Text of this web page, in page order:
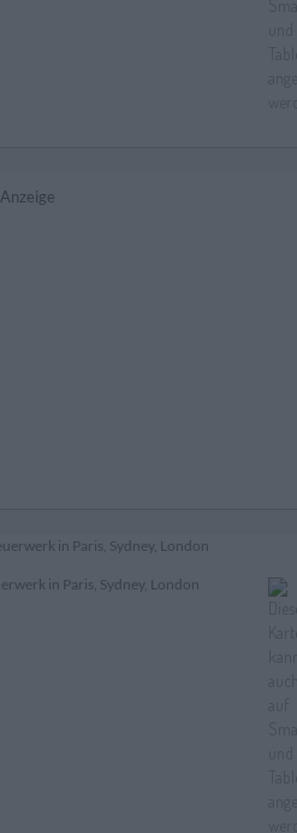
Anzeige
in Paris, Sydney, London